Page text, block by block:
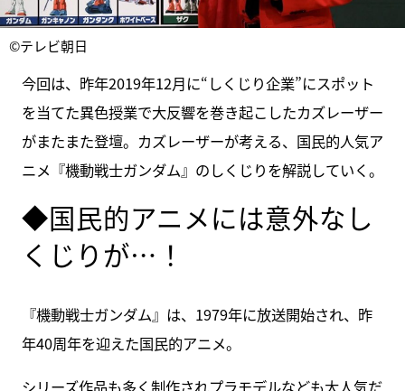
©テレビ朝日
今回は、昨年2019年12月に“しくじり企業”にスポット
を当てた異色授業で大反響を巻き起こしたカズレーザー
がまたまた登壇。カズレーザーが考える、国民的人気ア
ニメ『機動戦士ガンダム』のしくじりを解説していく。
◆国民的アニメには意外なし
くじりが…！
『機動戦士ガンダム』は、1979年に放送開始され、昨
年40周年を迎えた国民的アニメ。
シリーズ作品も多く制作されプラモデルなども大人気だ